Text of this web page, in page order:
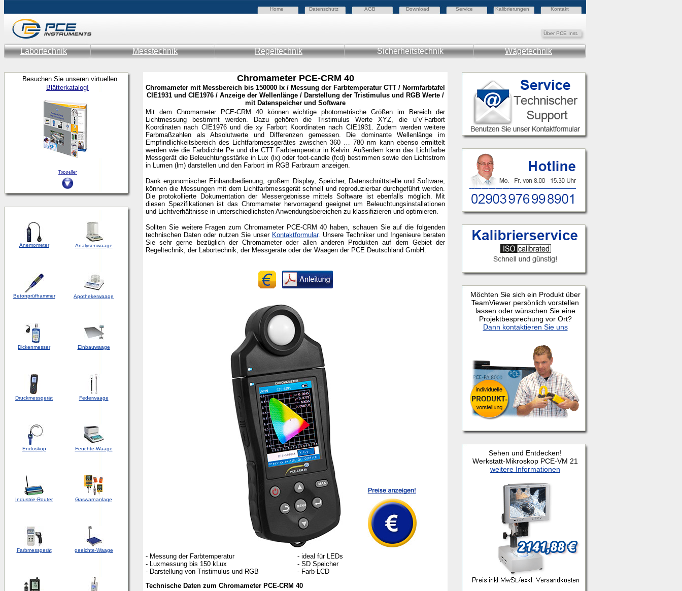
Home Datenschutz AGB Download Service Kalibrierungen Kontakt
Über PCE Inst.
Labortechnik Messtechnik Regeltechnik Sicherheitstechnik Wägetechnik
Besuchen Sie unseren virtuellen
Blätterkatalog!
Anemometer Analysenwaage
Betonprüfhammer Apothekerwaage
Dickenmesser Einbauwaage
Druckmessgerät Federwaage
Endoskop Feuchte-Waage
Industrie-Router Gaswarnanlage
Farbmessgerät geeichte-Waage
Chromameter PCE-CRM 40
Chromameter mit Messbereich bis 150000 lx / Messung der Farbtemperatur CTT / Normfarbtafel
CIE1931 und CIE1976 / Anzeige der Wellenlänge / Darstellung der Tristimulus und RGB Werte /
mit Datenspeicher und Software
Mit dem Chromameter PCE-CRM 40 können wichtige photometrische Größen im Bereich der
Lichtmessung bestimmt werden. Dazu gehören die Tristimulus Werte XYZ, die u´v´Farbort
Koordinaten nach CIE1976 und die xy Farbort Koordinaten nach CIE1931. Zudem werden weitere
Farbmaßzahlen als Absolutwerte und Differenzen gemessen. Die dominante Wellenlänge im
Empfindlichkeitsbereich des Lichtfarbmessgerätes zwischen 360 … 780 nm kann ebenso ermittelt
werden wie die Farbdichte Pe und die CTT Farbtemperatur in Kelvin. Außerdem kann das Lichtfarbe
Messgerät die Beleuchtungsstärke in Lux (lx) oder foot-candle (fcd) bestimmen sowie den Lichtstrom
in Lumen (lm) darstellen und den Farbort im RGB Farbraum anzeigen.
Dank ergonomischer Einhandbedienung, großem Display, Speicher, Datenschnittstelle und Software,
können die Messungen mit dem Lichtfarbmessgerät schnell und reproduzierbar durchgeführt werden.
Die protokollierte Dokumentation der Messergebnisse mittels Software ist ebenfalls möglich. Mit
diesen Spezifikationen ist das Chromameter hervorragend geeignet um Beleuchtungsinstallationen
und Lichtverhältnisse in unterschiedlichsten Anwendungsbereichen zu klassifizieren und optimieren.
Sollten Sie weitere Fragen zum Chromameter PCE-CRM 40 haben, schauen Sie auf die folgenden
technischen Daten oder nutzen Sie unser Kontaktformular. Unsere Techniker und Ingenieure beraten
Sie sehr gerne bezüglich der Chromameter oder allen anderen Produkten auf dem Gebiet der
Regeltechnik, der Labortechnik, der Messgeräte oder der Waagen der PCE Deutschland GmbH.
- Messung der Farbtemperatur
- Luxmessung bis 150 kLux
- Darstellung von Tristimulus und RGB
- ideal für LEDs
- SD Speicher
- Farb-LCD
Technische Daten zum Chromameter PCE-CRM 40